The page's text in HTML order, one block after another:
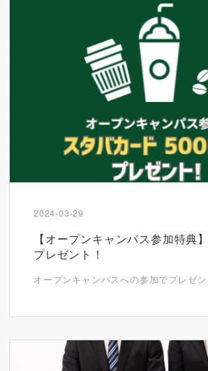
2024-03-29
【オープンキャンパス参加特典
プレゼント！
オープンキャンパスへの参加でプレゼ